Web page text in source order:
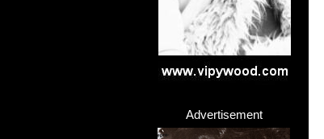
Advertisement